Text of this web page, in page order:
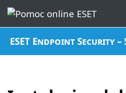
ESET Endpoint Security –